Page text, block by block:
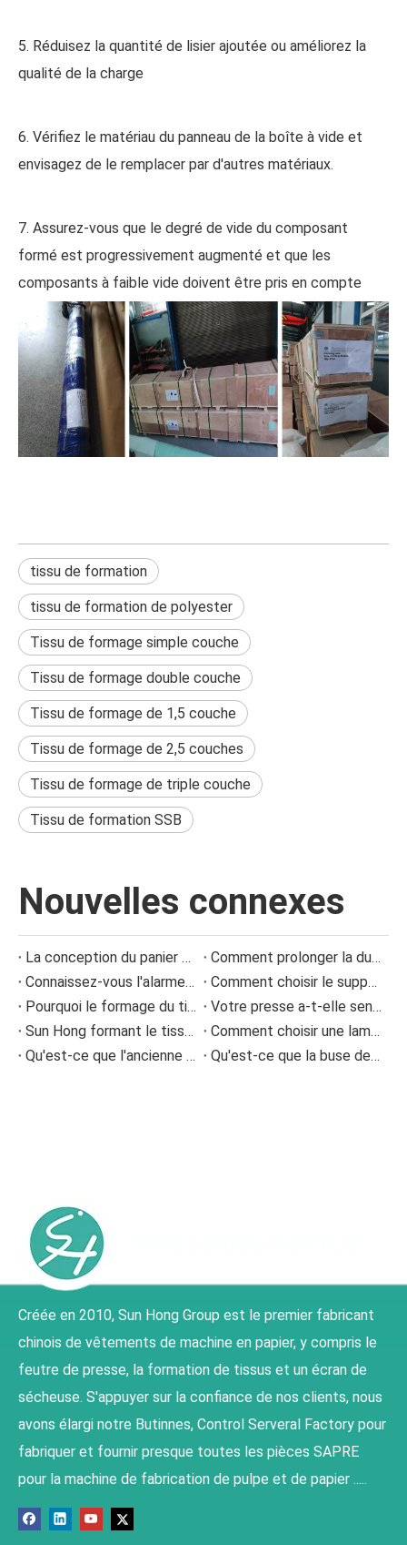
5. Réduisez la quantité de lisier ajoutée ou améliorez la
qualité de la charge
6. Vérifiez le matériau du panneau de la boîte à vide et
envisagez de le remplacer par d'autres matériaux.
7. Assurez-vous que le degré de vide du composant
formé est progressivement augmenté et que les
composants à faible vide doivent être pris en compte
tissu de formation
tissu de formation de polyester
Tissu de formage simple couche
Tissu de formage double couche
Tissu de formage de 1,5 couche
Tissu de formage de 2,5 couches
Tissu de formage de triple couche
Tissu de formation SSB
Nouvelles connexes
La conception du panier de tamis à fente
Comment prolonger la durée de vie du feutre de presse dans les machines à papier
Connaissez-vous l'alarme de fuite de feutre et de fil
Comment choisir le support de lame de docteur approprié ?
Pourquoi le formage du tissu est-il important pour la machine à fabriquer du papier ?
Votre presse a-t-elle senti une inclinaison sur la machine à papier ?
Sun Hong formant le tissu fonctionnant de manière stable sur une machine à papier de 1 200 m/min
Comment choisir une lame de docteur appropriée ?
Qu'est-ce que l'ancienne machine à papier
Qu'est-ce que la buse de garniture ?
Créée en 2010, Sun Hong Group est le premier fabricant
chinois de vêtements de machine en papier, y compris le
feutre de presse, la formation de tissus et un écran de
sécheuse. S'appuyer sur la confiance de nos clients, nous
avons élargi notre Butinnes, Control Serveral Factory pour
fabriquer et fournir presque toutes les pièces SAPRE
pour la machine de fabrication de pulpe et de papier .....